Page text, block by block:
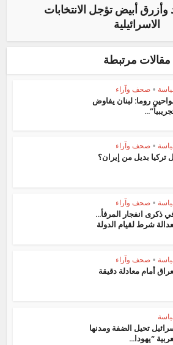
وأزرق أبيض تؤجل الانتخابات
الاسرائيلية
مقالات مرتبطة
• صحف وآراء
روما: لبنان يفاوض
• صحف وآراء
تركيا بديل من إيران؟
• صحف وآراء
ذكرى انفجار المرفأ…
شرط لقيام الدولة
• صحف وآراء
أمام معادلة دقيقة
تحيل الضفة ومدنها
“يهودا...